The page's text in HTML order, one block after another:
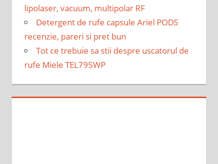
lipolaser, vacuum, multipolar RF
Detergent de rufe capsule Ariel PODS
recenzie, pareri si pret bun
Tot ce trebuie sa stii despre uscatorul de
rufe Miele TEL795WP